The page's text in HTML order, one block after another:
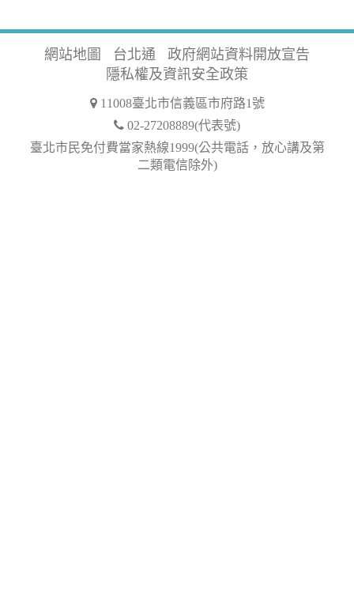
網站地圖 台北通
政府網站資料開放宣告
隱私權及資訊安全政策
11008臺北市信義區市府路1號
02-27208889(代表號)
臺北市民免付費當家熱線1999(公共電話，放心講及第
二類電信除外)